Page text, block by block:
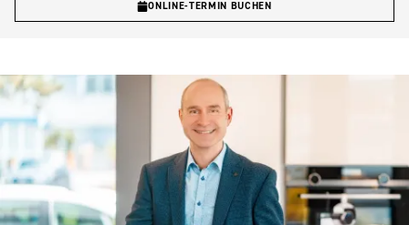
ONLINE-TERMIN BUCHEN